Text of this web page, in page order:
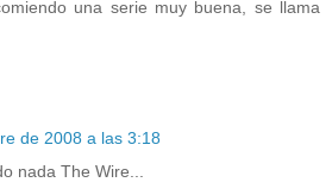
una serie muy buena, se llama
de 2008 a las 3:18
nada The Wire...